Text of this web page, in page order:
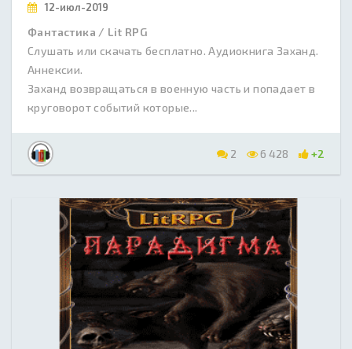
12-июл-2019
Фантастика / Lit RPG
Слушать или скачать бесплатно. Аудиокнига Заханд.
Аннексии.
Заханд возвращаться в военную часть и попадает в
круговорот событий которые...
2 6 428 +2